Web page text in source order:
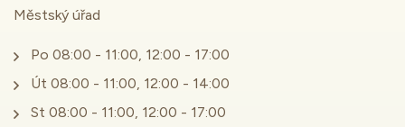
Městský úřad
Po 08:00 - 11:00, 12:00 - 17:00
Út 08:00 - 11:00, 12:00 - 14:00
St 08:00 - 11:00, 12:00 - 17:00